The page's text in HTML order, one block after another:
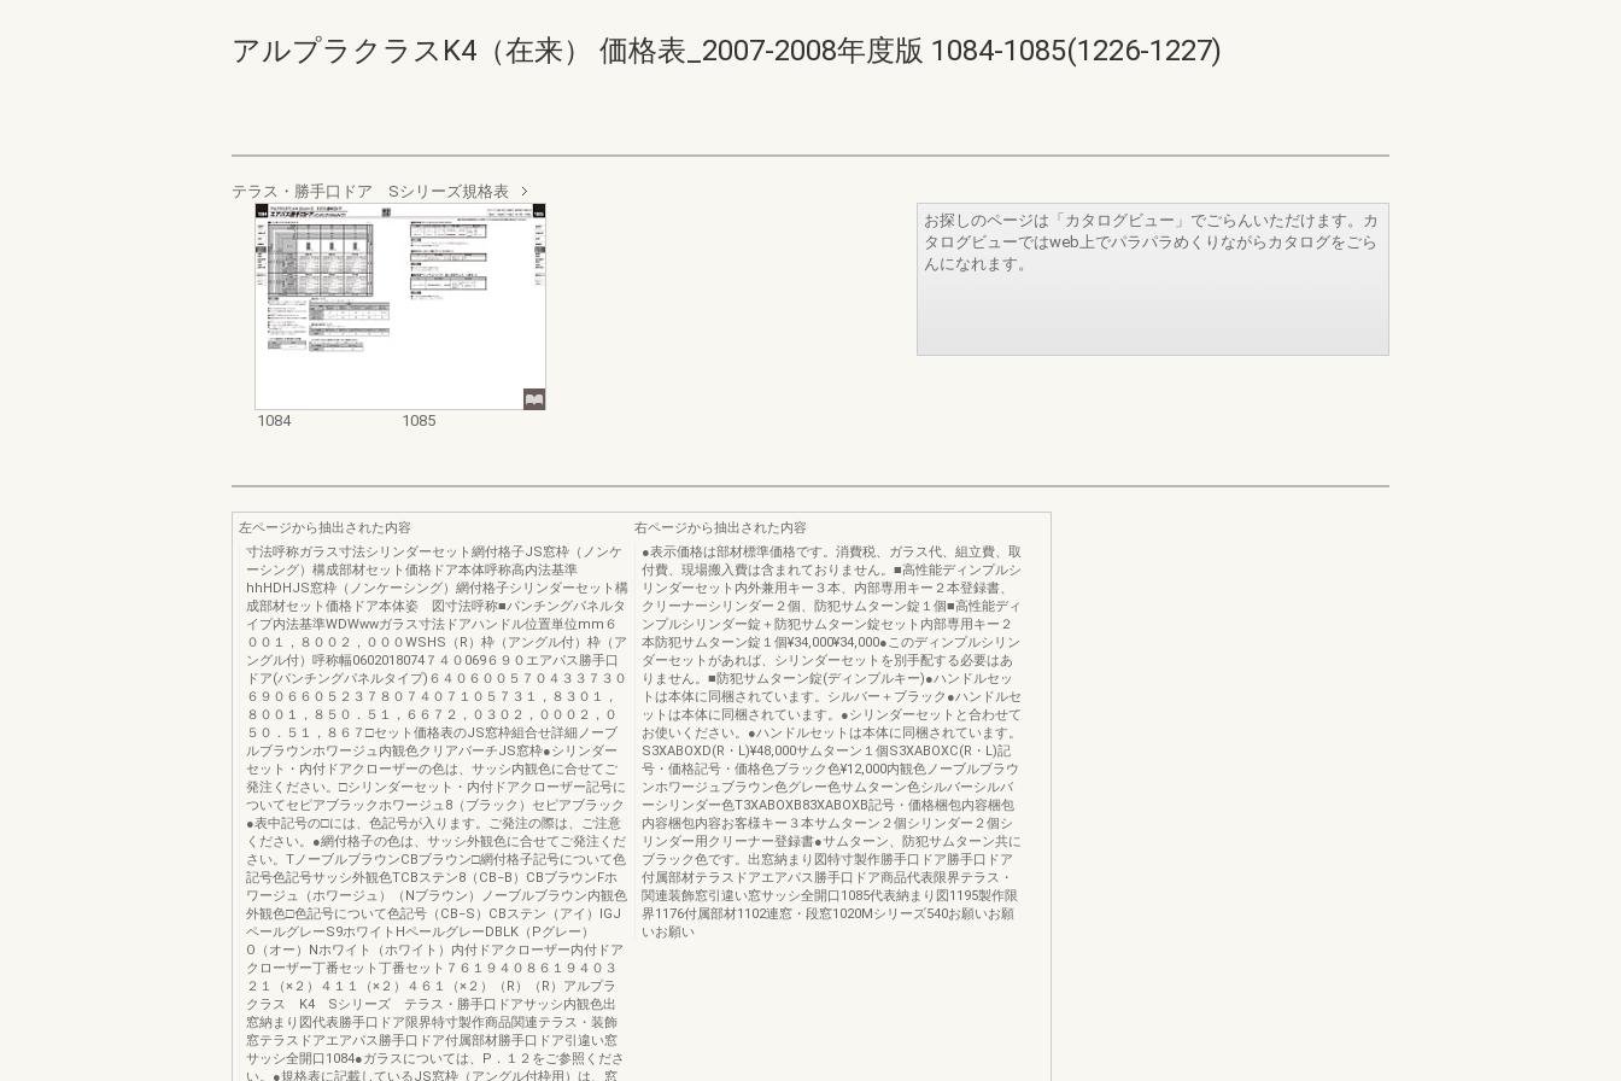
アルプラクラスK4（在来） 価格表_2007-2008年度版 1084-1085(1226-1227)
テラス・勝手口ドア Sシリーズ規格表
1084 1085
お探しのページは「カタログビュー」でごらんいただけます。カ
タログビューではweb上でパラパラめくりながらカタログをごら
んになれます。
左ページから抽出された内容
寸法呼称ガラス寸法シリンダーセット網付格子JS窓枠（ノンケ
ーシング）構成部材セット価格ドア本体呼称高内法基準
hhHDHJS窓枠（ノンケーシング）網付格子シリンダーセット構
成部材セット価格ドア本体姿 図寸法呼称■パンチングパネルタ
イプ内法基準WDWwwガラス寸法ドアハンドル位置単位mm６
００１，８００２，０００WSHS（R）枠（アングル付）枠（ア
ングル付）呼称幅0602018074７４０069６９０エアパス勝手口
ドア(パンチングパネルタイプ)６４０６００５７０４３３７３０
６９０６６０５２３７８０７４０７１０５７３１，８３０１，
８００１，８５０．５１，６６７２，０３０２，０００２，０
５０．５１，８６７□セット価格表のJS窓枠組合せ詳細ノーブ
ルブラウンホワージュ内観色クリアバーチJS窓枠●シリンダー
セット・内付ドアクローザーの色は、サッシ内観色に合せてご
発注ください。□シリンダーセット・内付ドアクローザー記号に
ついてセピアブラックホワージュ8（ブラック）セピアブラック
●表中記号の□には、色記号が入ります。ご発注の際は、ご注意
ください。●網付格子の色は、サッシ外観色に合せてご発注くだ
さい。TノーブルブラウンCBブラウン□網付格子記号について色
記号色記号サッシ外観色TCBステン8（CB−B）CBブラウンFホ
ワージュ（ホワージュ）（Nブラウン）ノーブルブラウン内観色
外観色□色記号について色記号（CB−S）CBステン（アイ）IGJ
ペールグレーS9ホワイトHペールグレーDBLK（Pグレー）
O（オー）Nホワイト（ホワイト）内付ドアクローザー内付ドア
クローザー丁番セット丁番セット７６１９４０８６１９４０３
２１（×２）４１１（×２）４６１（×２）（R）（R）アルプラ
クラス K4 Sシリーズ テラス・勝手口ドアサッシ内観色出
窓納まり図代表勝手口ドア限界特寸製作商品関連テラス・装飾
窓テラスドアエアパス勝手口ドア付属部材勝手口ドア引違い窓
サッシ全開口1084●ガラスについては、P．１２をご参照くださ
い。●規格表に記載しているJS窓枠（アングル付枠用）は、窓
右ページから抽出された内容
●表示価格は部材標準価格です。消費税、ガラス代、組立費、取
付費、現場搬入費は含まれておりません。■高性能ディンプルシ
リンダーセット内外兼用キー３本、内部専用キー２本登録書、
クリーナーシリンダー２個、防犯サムターン錠１個■高性能ディ
ンプルシリンダー錠＋防犯サムターン錠セット内部専用キー２
本防犯サムターン錠１個¥34,000¥34,000●このディンプルシリン
ダーセットがあれば、シリンダーセットを別手配する必要はあ
りません。■防犯サムターン錠(ディンプルキー)●ハンドルセッ
トは本体に同梱されています。シルバー＋ブラック●ハンドルセ
ットは本体に同梱されています。●シリンダーセットと合わせて
お使いください。●ハンドルセットは本体に同梱されています。
S3XABOXD(R・L)¥48,000サムターン１個S3XABOXC(R・L)記
号・価格記号・価格色ブラック色¥12,000内観色ノーブルブラウ
ンホワージュブラウン色グレー色サムターン色シルバーシルバ
ーシリンダー色T3XABOXB83XABOXB記号・価格梱包内容梱包
内容梱包内容お客様キー３本サムターン２個シリンダー２個シ
リンダー用クリーナー登録書●サムターン、防犯サムターン共に
ブラック色です。出窓納まり図特寸製作勝手口ドア勝手口ドア
付属部材テラスドアエアパス勝手口ドア商品代表限界テラス・
関連装飾窓引違い窓サッシ全開口1085代表納まり図1195製作限
界1176付属部材1102連窓・段窓1020Mシリーズ540お願いお願
いお願い